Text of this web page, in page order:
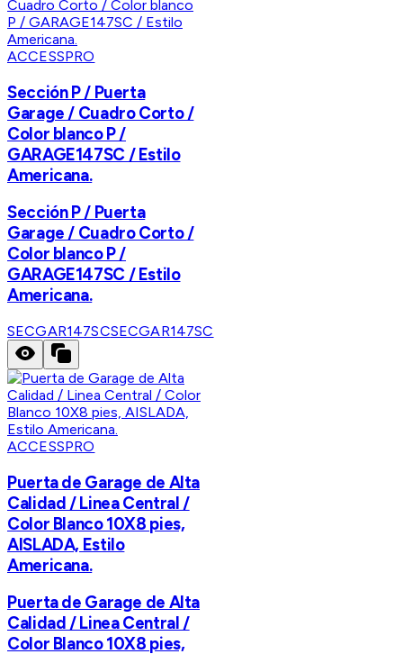
ACCESSPRO
Sección P / Puerta
Garage / Cuadro Corto /
Color blanco P /
GARAGE147SC / Estilo
Americana.
Sección P / Puerta
Garage / Cuadro Corto /
Color blanco P /
GARAGE147SC / Estilo
Americana.
SECGAR147SCSECGAR147SC
ACCESSPRO
Puerta de Garage de Alta
Calidad / Linea Central /
Color Blanco 10X8 pies,
AISLADA, Estilo
Americana.
Puerta de Garage de Alta
Calidad / Linea Central /
Color Blanco 10X8 pies,